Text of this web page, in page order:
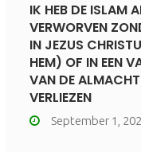
IK HEB DE ISLAM
VERWORVEN
IN JEZUS
HEM) OF IN EEN
VAN DE
VERLIEZEN
September 1,